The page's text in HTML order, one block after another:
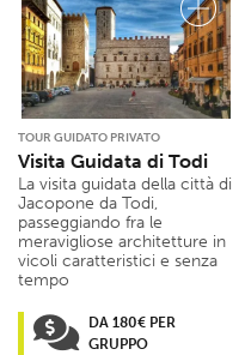
TOUR GUIDATO PRIVATO
Visita Guidata di Todi
La visita guidata della città di
Jacopone da Todi,
passeggiando fra le
meravigliose architetture in
vicoli caratteristici e senza
tempo
DA 180€ PER
GRUPPO